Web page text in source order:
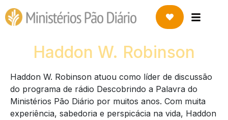
Haddon W. Robinson
Haddon W. Robinson atuou como líder de discussão
do programa de rádio Descobrindo a Palavra do
Ministérios Pão Diário por muitos anos. Com muita
experiência, sabedoria e perspicácia na vida, Haddon